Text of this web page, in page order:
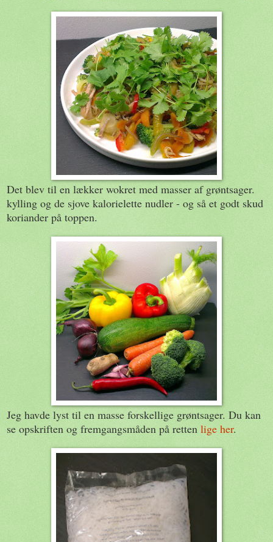
Det blev til en lækker wokret med masser af grøntsager.
kylling og de sjove kalorielette nudler - og så et godt skud
koriander på toppen.
Jeg havde lyst til en masse forskellige grøntsager. Du kan
se opskriften og fremgangsmåden på retten lige her.